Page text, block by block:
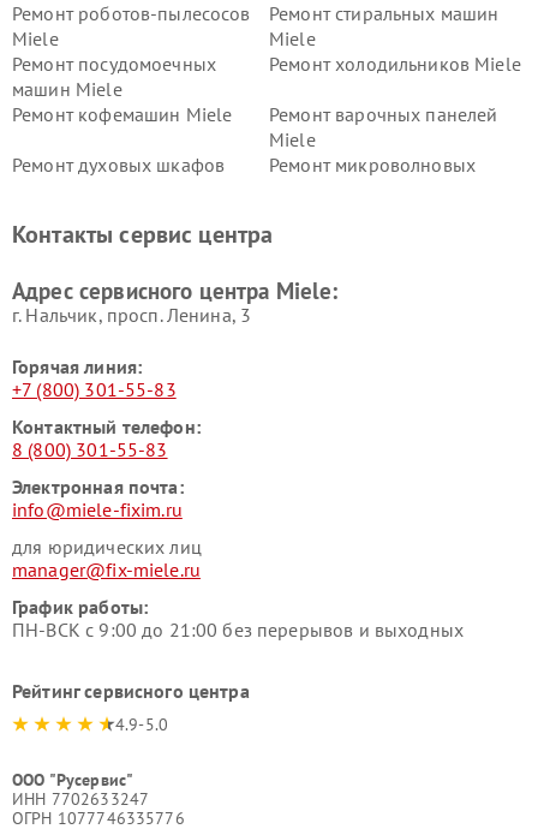
Ремонт роботов-пылесосов
Miele
Ремонт стиральных машин
Miele
Ремонт посудомоечных
машин Miele
Ремонт холодильников Miele
Ремонт кофемашин Miele
Ремонт варочных панелей
Miele
Ремонт духовых шкафов
Ремонт микроволновых
Miele
Miele
пылесосов Miele
Контакты сервис центра
Адрес сервисного центра Miele:
г. Нальчик, просп. Ленина, 3
Горячая линия:
+7 (800) 301-55-83
Контактный телефон:
8 (800) 301-55-83
Электронная почта:
info@miele-fixim.ru
для юридических лиц
manager@fix-miele.ru
График работы:
ПН-ВСК с 9:00 до 21:00 без перерывов и выходных
Рейтинг сервисного центра
4.9-5.0
ООО "Русервис"
ИНН 7702633247
ОГРН 1077746335776